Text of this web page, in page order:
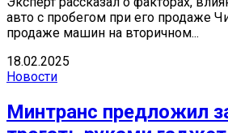
авто с пробегом при его продаже
продаже машин на вторичном...
18.02.2025
Новости
Минтранс предложил